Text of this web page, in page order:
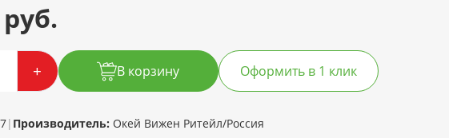
+ В корзину Оформить в 1 клик
| Производитель: Окей Вижен Ритейл/Россия